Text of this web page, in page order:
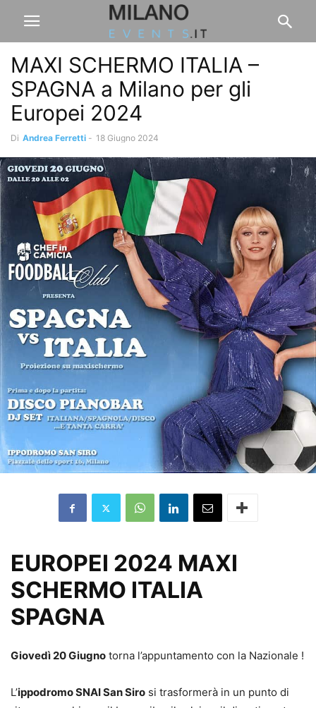
MAXI SCHERMO ITALIA –
SPAGNA a Milano per gli
Europei 2024
Di Andrea Ferretti - 18 Giugno 2024
EUROPEI 2024 MAXI
SCHERMO ITALIA
SPAGNA
Giovedì 20 Giugno torna l’appuntamento con la Nazionale !
L’ippodromo SNAI San Siro si trasformerà in un punto di